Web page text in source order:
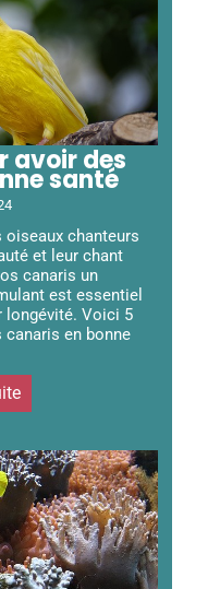
avoir des
santé
chanteurs
et leur chant
canaris un
est essentiel
longévité. Voici 5
en bonne